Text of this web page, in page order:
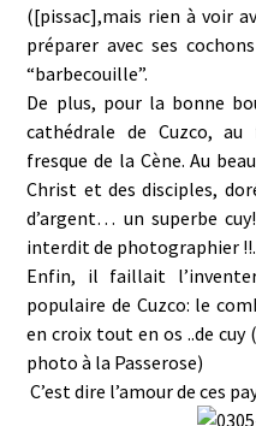
([pissac],mais rien à voir
préparer avec ses
“barbecouille”.
De plus, pour la bonne
cathédrale de Cuzco,
fresque de la Cène. Au
Christ et des disciples,
d’argent… un superbe
interdit de photographier !!.
Enfin, il faillait
populaire de Cuzco: le
en croix tout en os ..de
photo à la Passerose)
C’est dire l’amour de ces